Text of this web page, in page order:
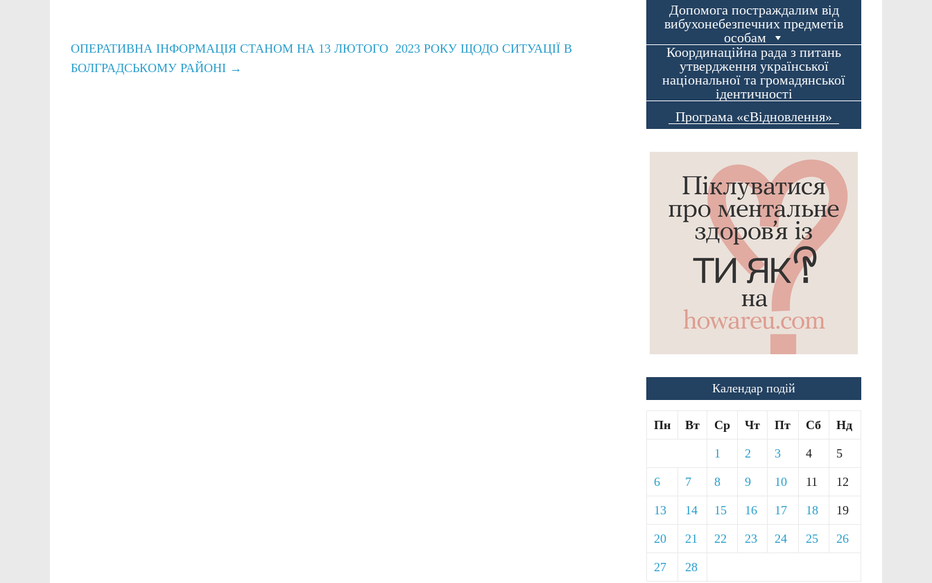
ОПЕРАТИВНА ІНФОРМАЦІЯ СТАНОМ НА 13 ЛЮТОГО 2023 РОКУ ЩОДО СИТУАЦІЇ В
БОЛГРАДСЬКОМУ РАЙОНІ →
Допомога постраждалим від
вибухонебезпечних предметів
особам
Координаційна рада з питань
утвердження української
національної та громадянської
ідентичності
Програма «єВідновлення»
Календар подій
Пн Вт Ср Чт Пт Сб Нд
1 2 3 4 5
6 7 8 9 10 11 12
13 14 15 16 17 18 19
20 21 22 23 24 25 26
27 28